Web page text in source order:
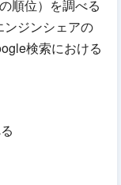
順位）を調べる
ジンシェアの
検索における